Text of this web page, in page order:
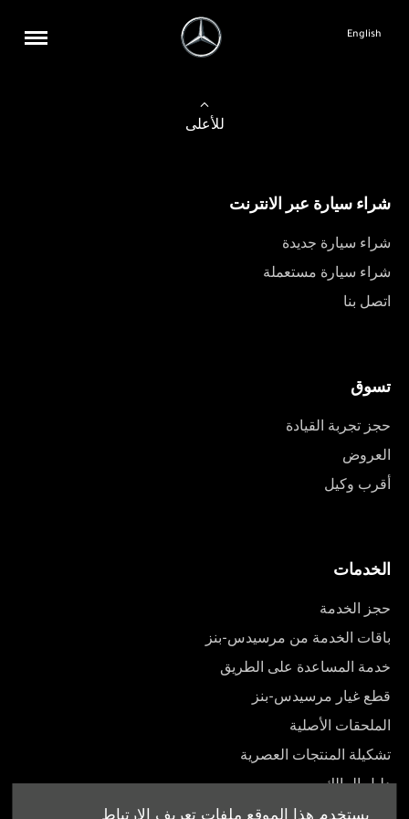
يستخدم هذا الموقع ملفات تعريف الارتباط
English
للأعلى
شراء سيارة عبر الانترنت
شراء سيارة جديدة
شراء سيارة مستعملة
اتصل بنا
تسوق
حجز تجربة القيادة
العروض
أقرب وكيل
الخدمات
حجز الخدمة
باقات الخدمة من مرسيدس-بنز
خدمة المساعدة على الطريق
قطع غيار مرسيدس-بنز
الملحقات الأصلية
تشكيلة المنتجات العصرية
دليل المالك